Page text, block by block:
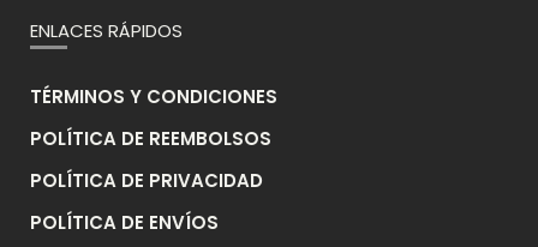
ENLACES RÁPIDOS
TÉRMINOS Y CONDICIONES
POLÍTICA DE REEMBOLSOS
POLÍTICA DE PRIVACIDAD
POLÍTICA DE ENVÍOS